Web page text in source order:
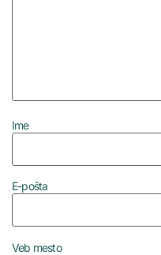
Ime
E-pošta
Veb mesto